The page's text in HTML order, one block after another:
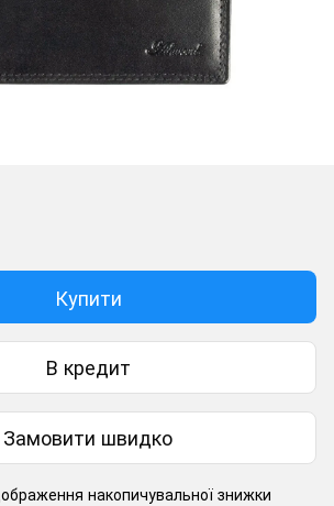
Купити
В кредит
Замовити швидко
накопичувальної знижки